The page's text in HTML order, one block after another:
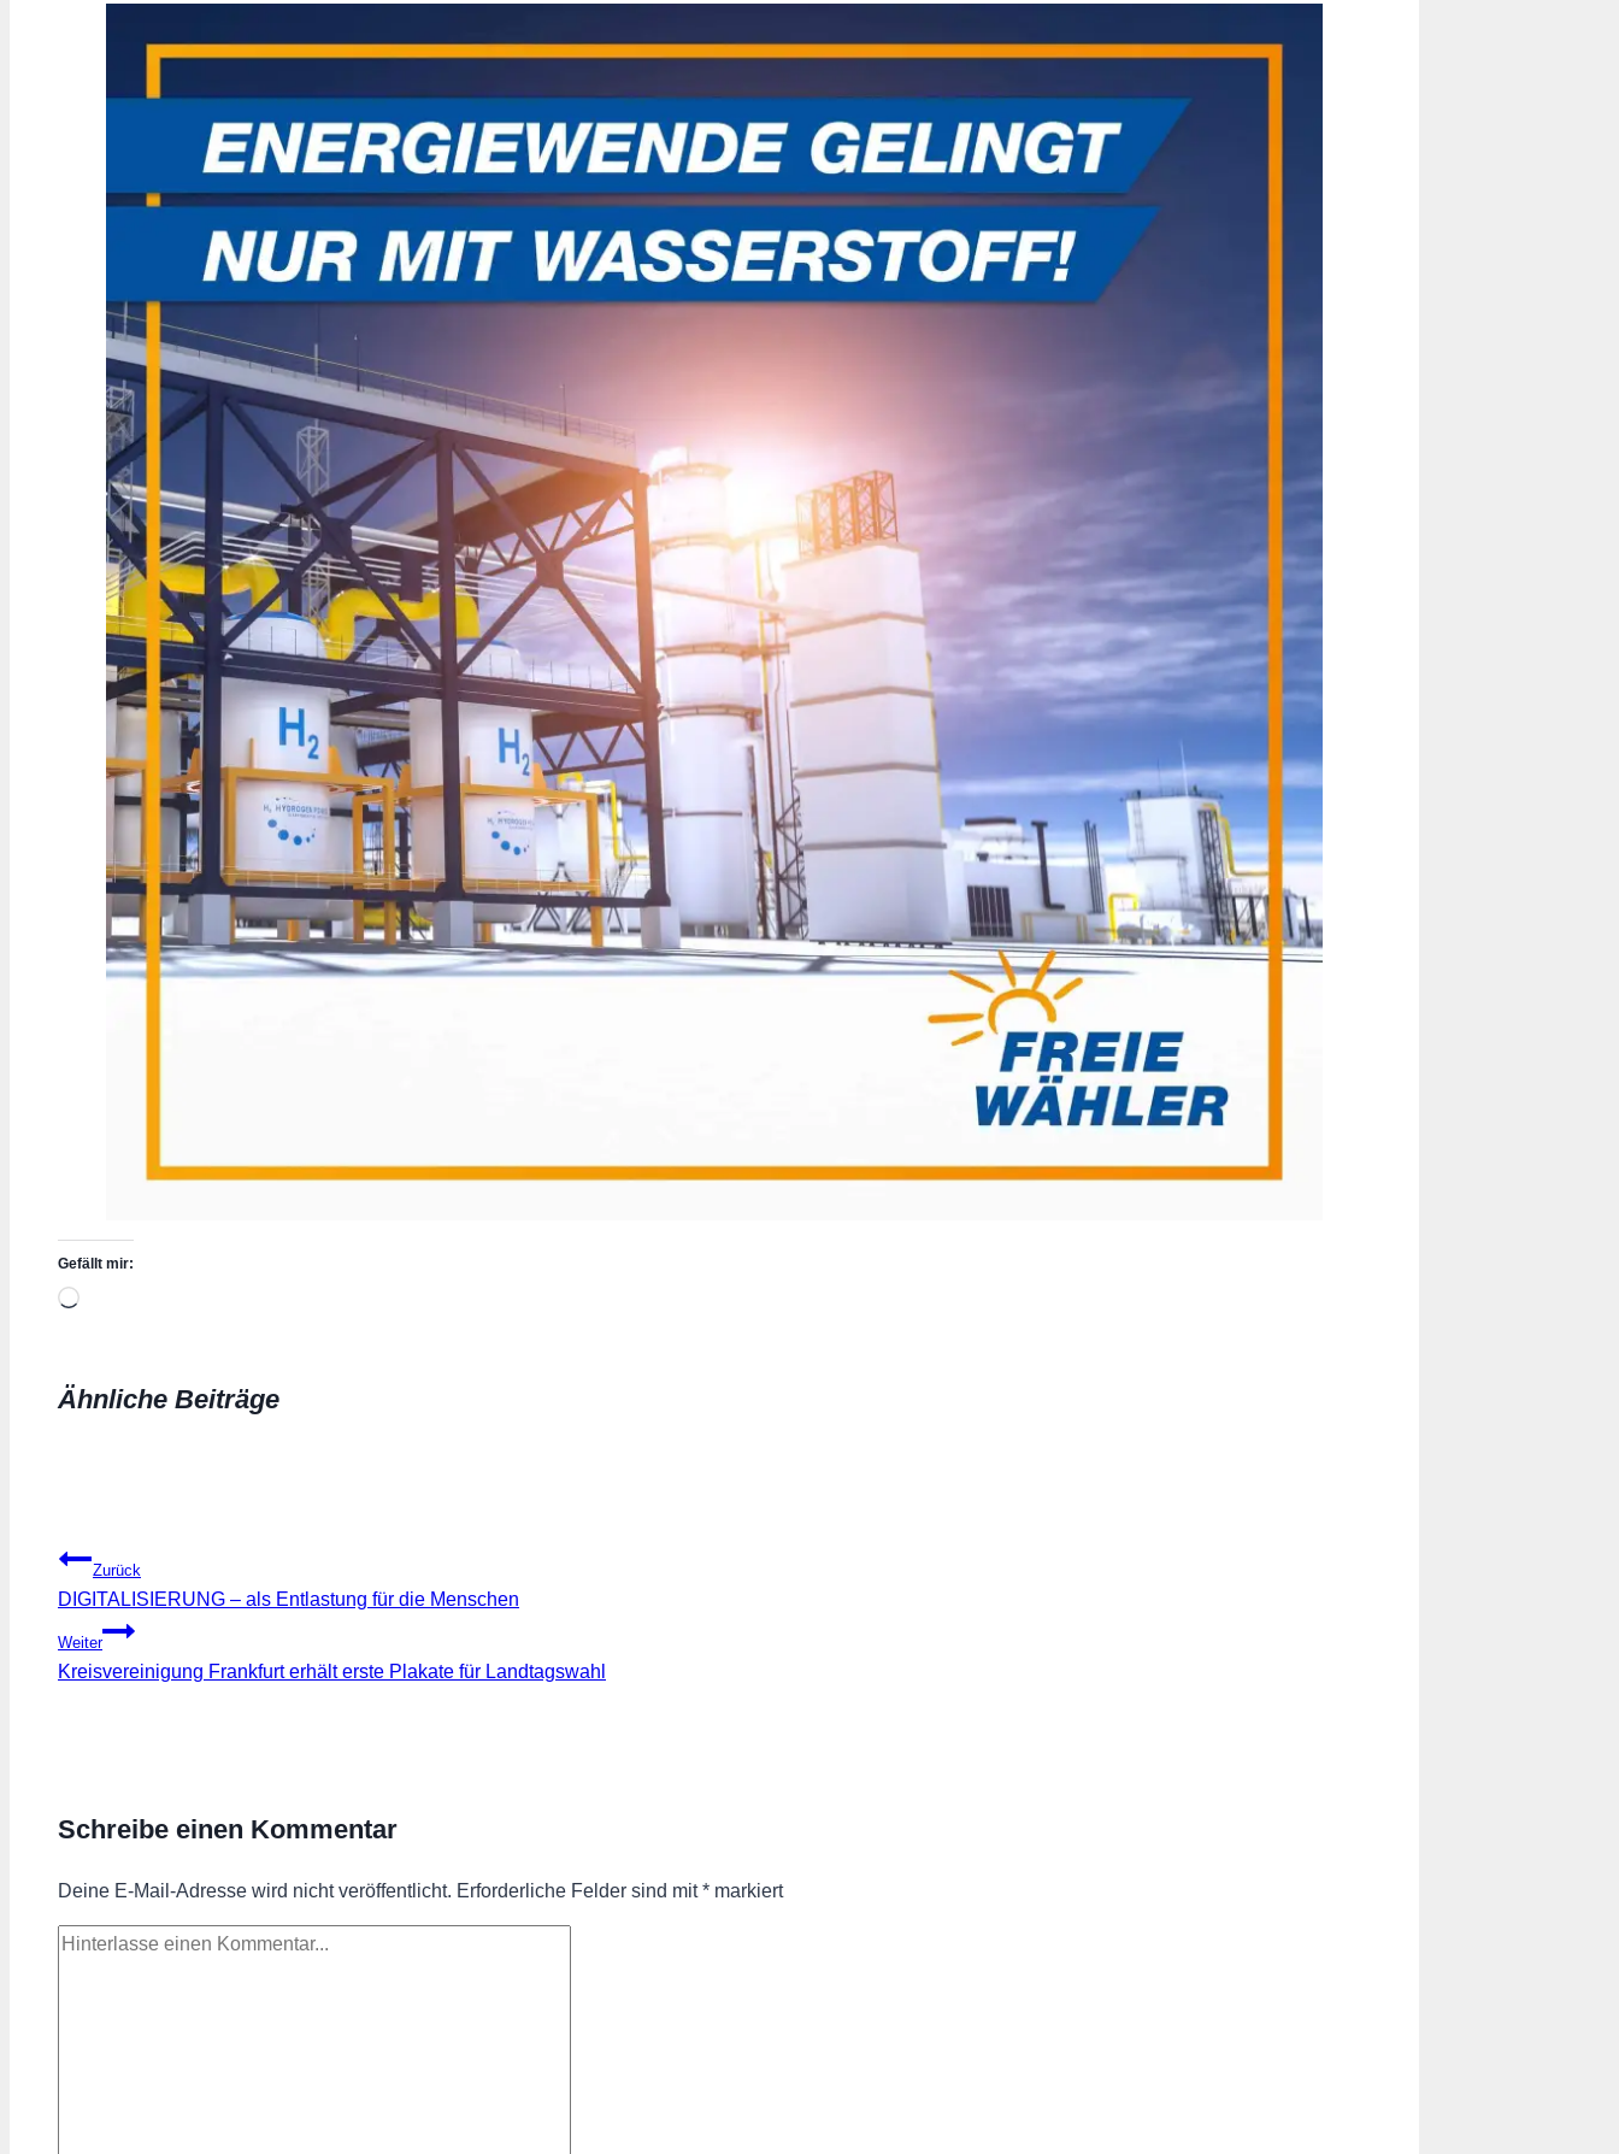
Gefällt mir:
Wird
Ähnliche Beiträge
Beitragsnavigation
Zurück
DIGITALISIERUNG – als Entlastung für die Menschen
Weiter
Kreisvereinigung Frankfurt erhält erste Plakate für Landtagswahl
Schreibe einen Kommentar
Deine E-Mail-Adresse wird nicht veröffentlicht. Erforderliche Felder sind mit* markiert